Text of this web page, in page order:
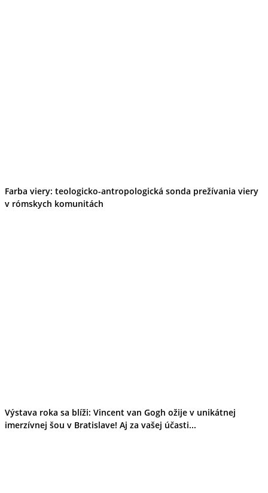
Farba viery: teologicko-antropologická sonda prežívania viery
v rómskych komunitách
Výstava roka sa blíži: Vincent van Gogh ožije v unikátnej
imerzívnej šou v Bratislave! Aj za vašej účasti...